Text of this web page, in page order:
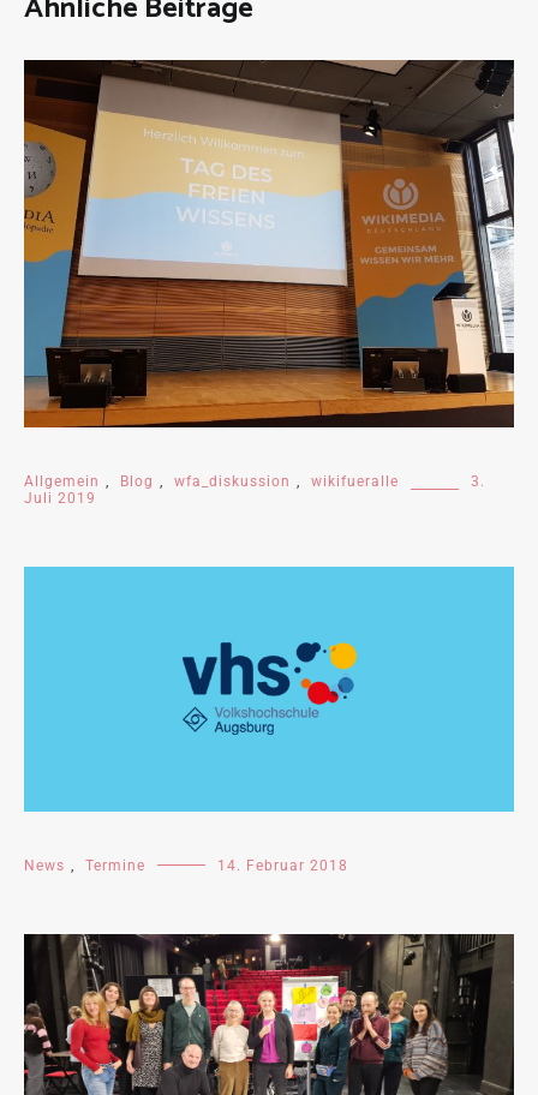
Allgemein Blog wfa_diskussion wikifueralle
3.
Juli 2019
News Termine 14. Februar 2018